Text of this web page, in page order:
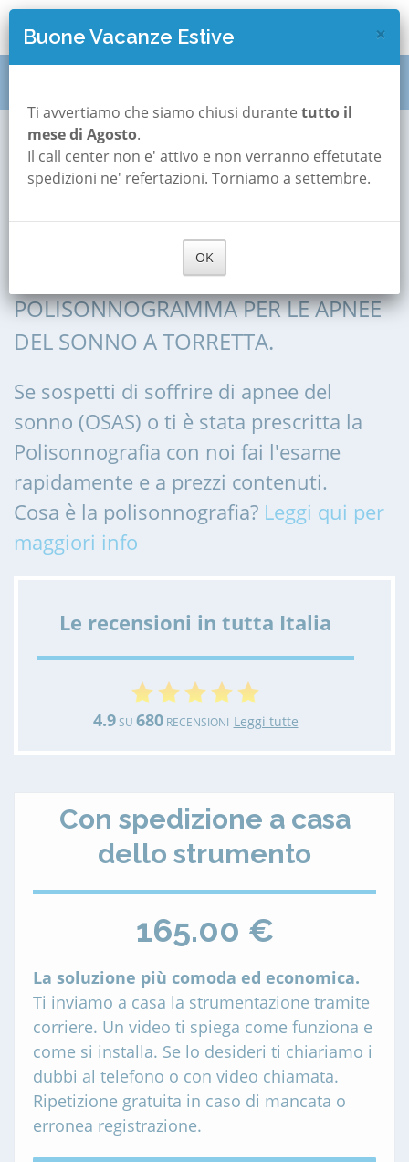
Polisonnografia a
Torretta
POLISONNOGRAFIA, POLIGRAFIA,
POLISONNOGRAMMA PER LE APNEE
DEL SONNO A TORRETTA.
Se sospetti di soffrire di apnee del
sonno (OSAS) o ti è stata prescritta la
Polisonnografia con noi fai l'esame
rapidamente e a prezzi contenuti.
Cosa è la polisonnografia? Leggi qui per
maggiori info
Le recensioni in tutta Italia
4.9SU 680RECENSIONI Leggi tutte
Con spedizione a casa
dello strumento
165.00 €
La soluzione più comoda ed economica.
Ti inviamo a casa la strumentazione tramite
corriere. Un video ti spiega come funziona e
come si installa. Se lo desideri ti chiariamo i
dubbi al telefono o con video chiamata.
Ripetizione gratuita in caso di mancata o
erronea registrazione.
×
Buone Vacanze Estive
Ti avvertiamo che siamo chiusi durante tutto il
mese di Agosto.
Il call center non e' attivo e non verranno effetutate
spedizioni ne' refertazioni. Torniamo a settembre.
OK